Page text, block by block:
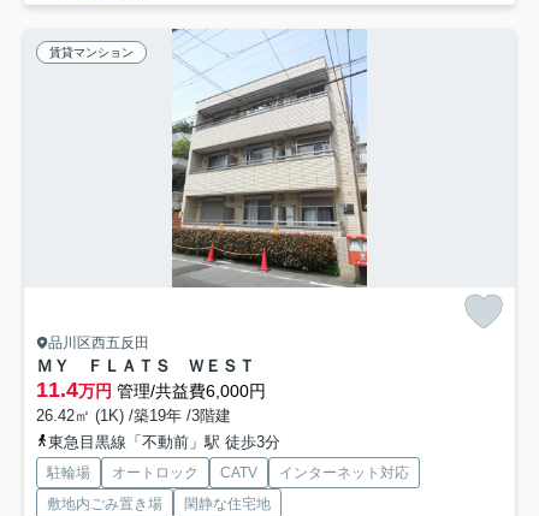
賃貸マンション
品川区西五反田
ＭＹ ＦＬＡＴＳ ＷＥＳＴ
11.4万円 管理/共益費6,000円
26.42㎡ (1K) /築19年 /3階建
東急目黒線「不動前」駅 徒歩3分
駐輪場 オートロック CATV
インターネット対応
敷地内ごみ置き場
閑静な住宅地